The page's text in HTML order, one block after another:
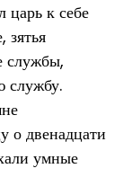
к себе
зятья
службы,
службу.
о двенадцати
умные